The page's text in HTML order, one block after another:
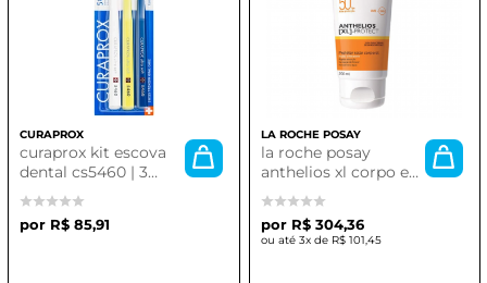
CURAPROX
curaprox kit escova
dental cs5460 | 3
escovas
R$ 85,91
LA ROCHE POSAY
la roche posay
anthelios xl corpo e
rosto fps 50 200ml
R$ 304,36
3x de R$ 101,45